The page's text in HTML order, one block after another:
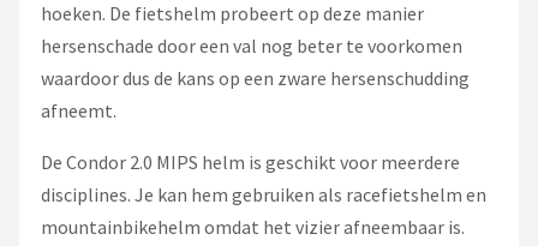
hoeken. De fietshelm probeert op deze manier
hersenschade door een val nog beter te voorkomen
waardoor dus de kans op een zware hersenschudding
afneemt.
De Condor 2.0 MIPS helm is geschikt voor meerdere
disciplines. Je kan hem gebruiken als racefietshelm en
mountainbikehelm omdat het vizier afneembaar is.